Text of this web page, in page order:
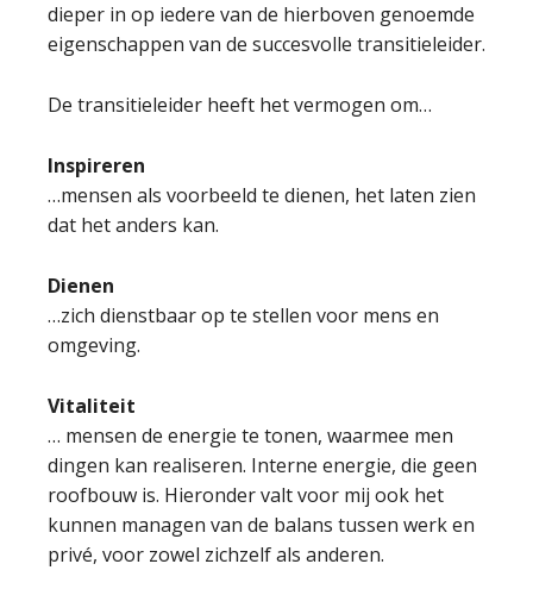
dieper in op iedere van de hierboven genoemde
eigenschappen van de succesvolle transitieleider.
De transitieleider heeft het vermogen om…
Inspireren
…mensen als voorbeeld te dienen, het laten zien
dat het anders kan.
Dienen
…zich dienstbaar op te stellen voor mens en
omgeving.
Vitaliteit
… mensen de energie te tonen, waarmee men
dingen kan realiseren. Interne energie, die geen
roofbouw is. Hieronder valt voor mij ook het
kunnen managen van de balans tussen werk en
privé, voor zowel zichzelf als anderen.